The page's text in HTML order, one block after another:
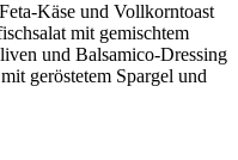
Käse und Vollkorntoast
mit gemischtem
und Balsamico-Dressing
geröstetem Spargel und